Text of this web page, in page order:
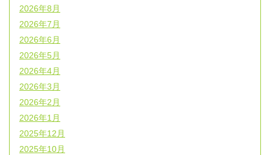
2026年8月
2026年7月
2026年6月
2026年5月
2026年4月
2026年3月
2026年2月
2026年1月
2025年12月
2025年10月